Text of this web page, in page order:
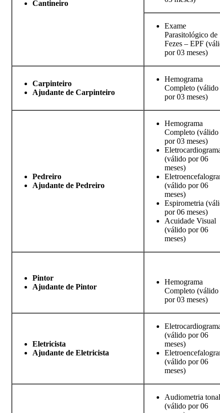
Cantineiro
Exame
Parasitológico de
Fezes – EPF
por 03 meses)
Carpinteiro
Ajudante de Carpinteiro
Hemograma
Completo (válido
por 03 meses)
Pedreiro
Ajudante de Pedreiro
Hemograma
Completo (válido
por 03 meses)
(válido por 06
meses)
(válido por 06
meses)
Espirometria
por 06 meses)
Acuidade Visual
(válido por 06
meses)
Pintor
Ajudante de Pintor
Hemograma
Completo (válido
por 03 meses)
Eletricista
Ajudante de Eletricista
(válido por 06
meses)
(válido por 06
meses)
Audiometria tonal
(válido por 06